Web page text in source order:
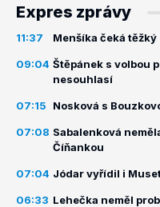
Expres zprávy
11:37 Menšíka čeká
09:04 Štěpánek s volbou
nesouhlasí
07:15 Nosková s
07:08 Sabalenková
Číňankou
07:04 Jódar vyřídil i
06:33 Lehečka neměl